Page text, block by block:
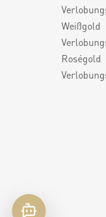
Weißgold
Roségold